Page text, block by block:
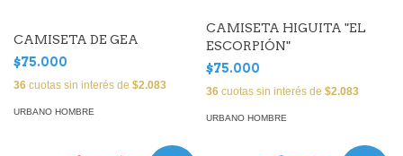
CAMISETA DE GEA
$75.000
36 cuotas sin interés de $2.083
URBANO HOMBRE
CAMISETA HIGUITA "EL
ESCORPIÓN"
$75.000
36 cuotas sin interés de $2.083
URBANO HOMBRE